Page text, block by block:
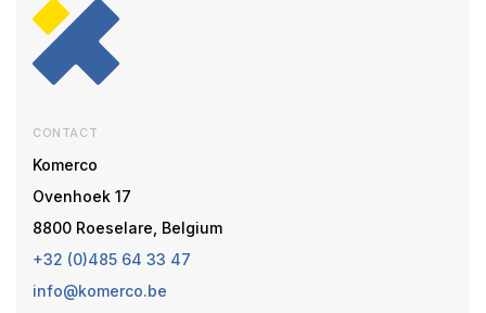
CONTACT
Komerco
Ovenhoek 17
8800 Roeselare, Belgium
+32 (0)485 64 33 47
info@komerco.be